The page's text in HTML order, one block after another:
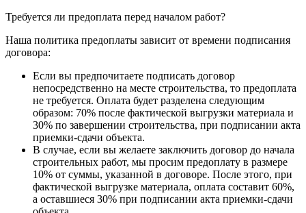
Требуется ли предоплата перед началом работ?
Наша политика предоплаты зависит от времени подписания
договора:
Если вы предпочитаете подписать договор
непосредственно на месте строительства, то предоплата
не требуется. Оплата будет разделена следующим
образом: 70% после фактической выгрузки материала и
30% по завершении строительства, при подписании акта
приемки-сдачи объекта.
В случае, если вы желаете заключить договор до начала
строительных работ, мы просим предоплату в размере
10% от суммы, указанной в договоре. После этого, при
фактической выгрузке материала, оплата составит 60%,
а оставшиеся 30% при подписании акта приемки-сдачи